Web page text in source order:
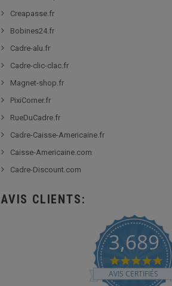
Creapasse.fr
Bobines24.fr
Cadre-alu.fr
Cadre-clic-clac.fr
Magnet-shop.fr
PixiCorner.fr
RueDuCadre.fr
Cadre-Caisse-Americaine.fr
Caisse-Americaine.com
Cadre-Discount.com
AVIS CLIENTS:
3,689
AVIS CERTIFIÉS